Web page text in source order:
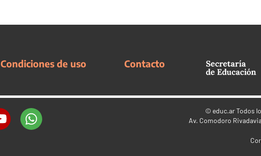
Condiciones de uso Contacto
© educ.arTodos
Av. Comodoro